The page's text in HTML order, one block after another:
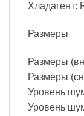
Хладагент:
Размеры
Размеры
Размеры
Уровень
Уровень